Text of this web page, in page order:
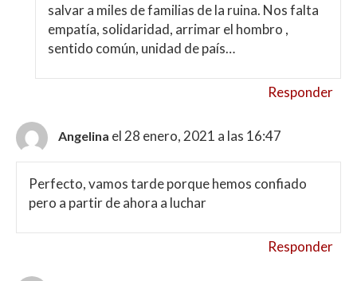
salvar a miles de familias de la ruina. Nos falta
empatía, solidaridad, arrimar el hombro ,
sentido común, unidad de país…
Responder
Angelina el 28 enero, 2021 a las 16:47
Perfecto, vamos tarde porque hemos confiado
pero a partir de ahora a luchar
Responder